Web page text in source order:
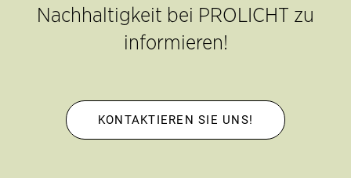
Nachhaltigkeit bei PROLICHT zu
informieren!
KONTAKTIEREN SIE UNS!